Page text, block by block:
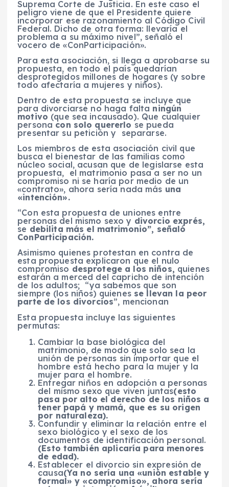
Suprema Corte de Justicia. En este caso el
peligro viene de que el Presidente quiere
incorporar ese razonamiento al Código Civil
Federal. Dicho de otra forma: llevaría el
problema a su máximo nivel”, señaló el
vocero de «ConParticipación».
Para esta asociación, si llega a aprobarse su
propuesta, en todo el país quedarían
desprotegidos millones de hogares (y sobre
todo afectaría a mujeres y niños).
Dentro de esta propuesta se incluye que
para divorciarse no haga falta ningún
motivo (que sea incausado). Que cualquier
persona con solo quererlo se pueda
presentar su petición y separarse.
Los miembros de esta asociación civil que
busca el bienestar de las familias como
núcleo social, acusan que de legislarse esta
propuesta, el matrimonio pasa a ser no un
compromiso ni se haría por medio de un
«contrato», ahora sería nada más una
«intención».
“Con esta propuesta de uniones entre
personas del mismo sexo y divorcio exprés,
se debilita más el matrimonio”, señaló
ConParticipación.
Asimismo quienes protestan en contra de
esta propuesta explicaron que el nulo
compromiso desprotege a los niños, quienes
estarán a merced del capricho de intención
de los adultos; “ya sabemos que son
siempre (los niños) quienes se llevan la peor
parte de los divorcios”, mencionan
Esta propuesta incluye las siguientes
permutas:
Cambiar la base biológica del
matrimonio, de modo que solo sea la
unión de personas sin importar que el
hombre está hecho para la mujer y la
mujer para el hombre.
Entregar niños en adopción a personas
del mismo sexo que viven juntas(esto
pasa por alto el derecho de los niños a
tener papá y mamá, que es su origen
por naturaleza).
Confundir y eliminar la relación entre el
sexo biológico y el sexo de los
documentos de identificación personal.
(Esto también aplicaría para menores
de edad).
Establecer el divorcio sin expresión de
causa(Ya no sería una «unión estable y
formal» y «compromiso», ahora sería